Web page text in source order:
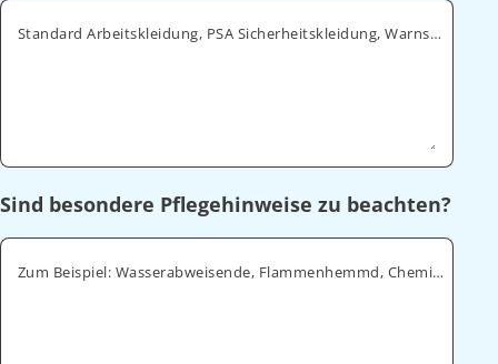
Standard Arbeitskleidung, PSA Sicherheitskleidung, Warnschutz, ESD
Sind besondere Pflegehinweise zu beachten?
Zum Beispiel: Wasserabweisende, Flammenhemmd, Chemikalienabweisende